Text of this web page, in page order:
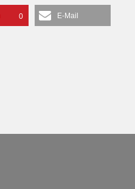
0 E-Mail